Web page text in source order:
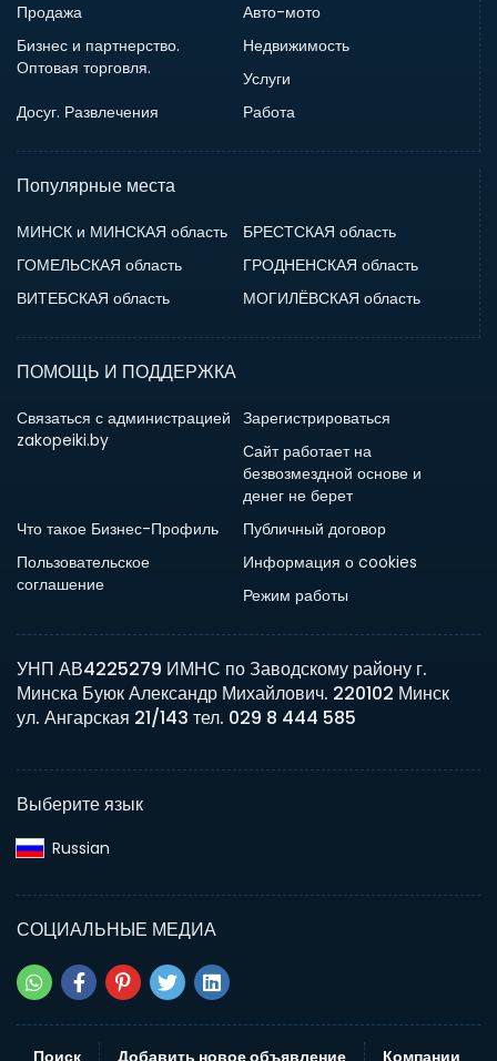
Продажа
Авто-мото
Бизнес и партнерство.
Оптовая торговля.
Недвижимость
Услуги
Досуг. Развлечения
Работа
Популярные места
МИНСК и МИНСКАЯ область
БРЕСТСКАЯ область
ГОМЕЛЬСКАЯ область
ГРОДНЕНСКАЯ область
ВИТЕБСКАЯ область
МОГИЛЁВСКАЯ область
ПОМОЩЬ И ПОДДЕРЖКА
Связаться с администрацией
zakopeiki.by
Зарегистрироваться
Сайт работает на
безвозмездной основе и
денег не берет
Что такое Бизнес-Профиль
Публичный договор
Пользовательское
соглашение
Информация о cookies
Режим работы
УНП АВ4225279 ИМНС по Заводскому району г.
Минска Буюк Александр Михайлович. 220102 Минск
ул. Ангарская 21/143 тел. 029 8 444 585
Выберите язык
Russian‎
СОЦИАЛЬНЫЕ МЕДИА
Поиск Добавить новое объявление Компании